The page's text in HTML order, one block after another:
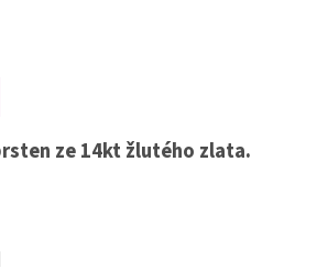
ze 14kt žlutého zlata.